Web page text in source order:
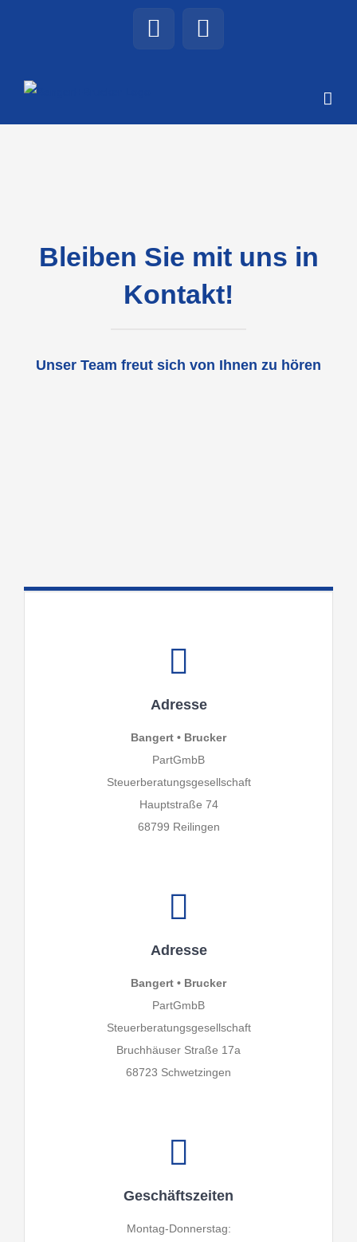
FacebookLinkedIn
Bleiben Sie mit uns in
Kontakt!
Unser Team freut sich von Ihnen zu hören
Adresse
Bangert • Brucker
PartGmbB
Steuerberatungsgesellschaft
Hauptstraße 74
68799 Reilingen
Adresse
Bangert • Brucker
PartGmbB
Steuerberatungsgesellschaft
Bruchhäuser Straße 17a
68723 Schwetzingen
Geschäftszeiten
Montag-Donnerstag: